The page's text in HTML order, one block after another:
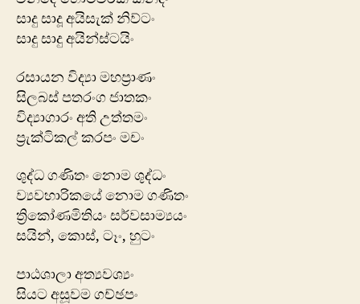
සාදු සාදූ අයිසැක් නිව්ටං
සාදු සාදු අයින්ස්ටයිං
රසායන විද්‍යා මහප්‍රාණං
සිලබස් පතරංග ජාතකං
විද්‍යාගාරං අති උත්තමං
ප්‍රැක්ටිකල් කරපං මචං
ශුද්ධ ගණිතං නොම ශුද්ධං
ව්‍යවහාරික‍යේ ‍නොම ගණිතං
ත්‍රිකෝණමිතියං සර්වසාම්‍යයං
සයින්, කොස්, ටෑං, හුටං
පාඨශාලා අත්‍යවශ්‍යං
සියට අසූවම ගච්ඡපං